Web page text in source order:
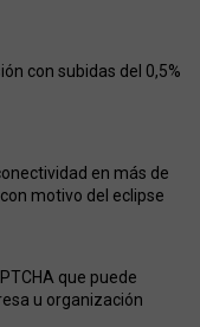
con subidas del 0,5%
en más de
motivo del eclipse
que puede
u organización